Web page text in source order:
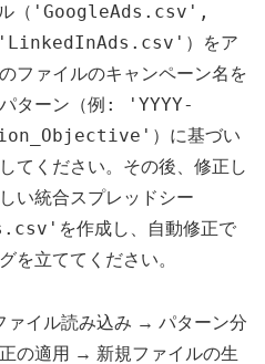
ル（'GoogleAds.csv',
）をア
ファイルのキャンペーン名を
パターン（例: 'YYYY-
）に基づい
てください。その後、修正し
い統合スプレッドシー
を作成し、自動修正で
を立ててください。
ァイル読み込み → パターン分
の適用 → 新規ファイルの生